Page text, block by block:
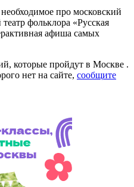
про московский
фольклора «Русская
афиша самых
которые пройдут в Москве .
нет на сайте, сообщите